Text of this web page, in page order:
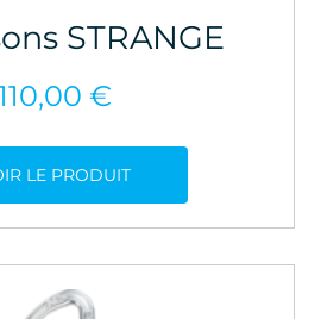
STRANGE
€
LE PRODUIT